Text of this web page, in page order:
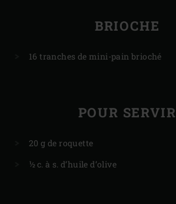
BRIOCHE
16 tranches de mini-pain brioché
POUR SERVIR
20 g de roquette
½ c. à s. d’huile d’olive